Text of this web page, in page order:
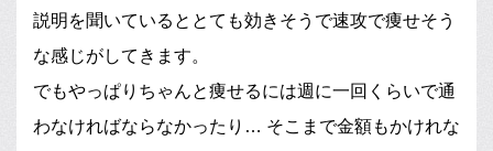
説明を聞いているととても効きそうで速攻で痩せそう
な感じがしてきます。
でもやっぱりちゃんと痩せるには週に一回くらいで通
わなければならなかったり… そこまで金額もかけれな